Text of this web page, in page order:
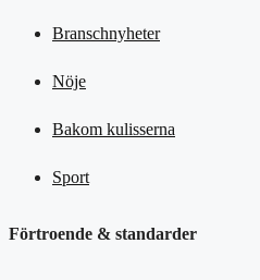
Branschnyheter
Nöje
Bakom kulisserna
Sport
Förtroende & standarder